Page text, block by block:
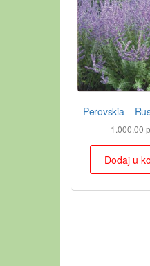
Perovskia –
1.000,00
Dodaj u